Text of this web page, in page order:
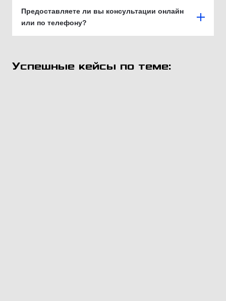
Предоставляете ли вы консультации онлайн
или по телефону?
Успешные кейсы по теме: